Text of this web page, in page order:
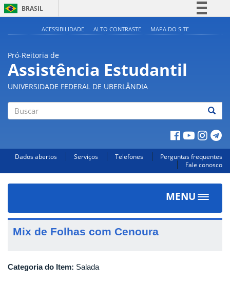
BRASIL
Acesso à informação
Legislação
Canais
ACESSIBILIDADE ALTO CONTRASTE MAPA DO SITE
Pró-Reitoria de
Assistência Estudantil
UNIVERSIDADE FEDERAL DE UBERLÂNDIA
Dados abertos Serviços Telefones
Perguntas frequentes
Fale conosco
MENU
Toggle
Mix de Folhas com Cenoura
Categoria do Item: Salada